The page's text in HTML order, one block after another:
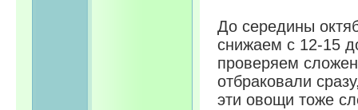
До середины
снижаем с 12-15
проверяем
отбраковали
эти овощи тоже